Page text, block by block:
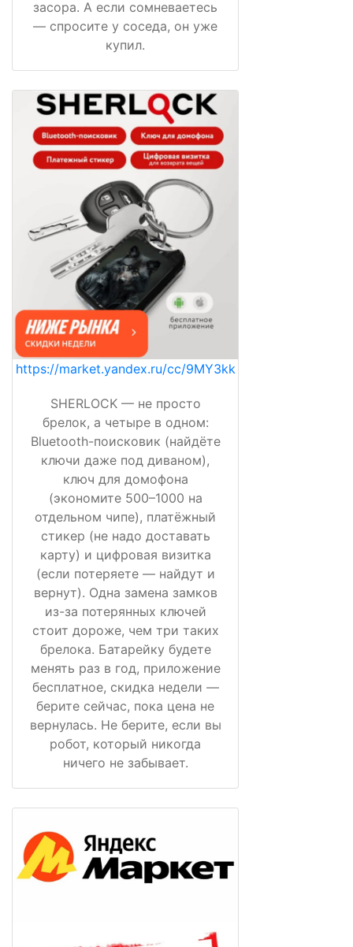
засора. А если сомневаетесь
— спросите у соседа, он уже
купил.
https://market.yandex.ru/cc/9MY3kk
SHERLOCK — не просто
брелок, а четыре в одном:
Bluetooth-поисковик (найдёте
ключи даже под диваном),
ключ для домофона
(экономите 500–1000 на
отдельном чипе), платёжный
стикер (не надо доставать
карту) и цифровая визитка
(если потеряете — найдут и
вернут). Одна замена замков
из-за потерянных ключей
стоит дороже, чем три таких
брелока. Батарейку будете
менять раз в год, приложение
бесплатное, скидка недели —
берите сейчас, пока цена не
вернулась. Не берите, если вы
робот, который никогда
ничего не забывает.